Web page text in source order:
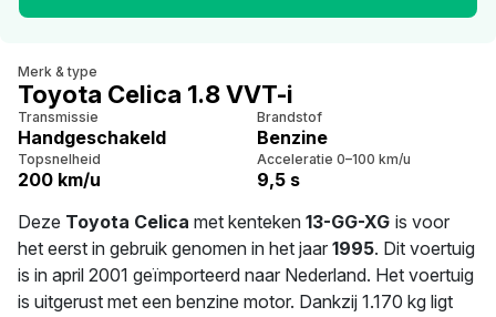
Merk & type
Toyota Celica 1.8 VVT-i
Transmissie
Handgeschakeld
Brandstof
Benzine
Topsnelheid
200 km/u
Acceleratie 0–100 km/u
9,5 s
Deze Toyota Celica met kenteken 13-GG-XG is voor
het eerst in gebruik genomen in het jaar 1995. Dit voertuig
is in april 2001 geïmporteerd naar Nederland. Het voertuig
is uitgerust met een benzine motor. Dankzij 1.170 kg ligt